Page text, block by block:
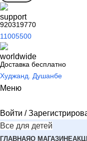
920319770
11005500
Доставка бесплатно
Худжанд. Душанбе
Меню
Войти /
Все для детей
ГЛАВНАЯО МАГАЗИНЕ